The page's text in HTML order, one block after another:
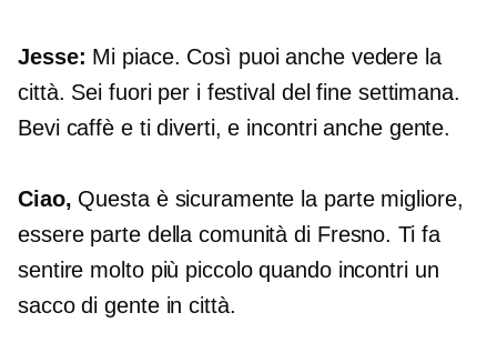
Jesse: Mi piace. Così puoi anche vedere la
città. Sei fuori per i festival del fine settimana.
Bevi caffè e ti diverti, e incontri anche gente.
Ciao, Questa è sicuramente la parte migliore,
essere parte della comunità di Fresno. Ti fa
sentire molto più piccolo quando incontri un
sacco di gente in città.